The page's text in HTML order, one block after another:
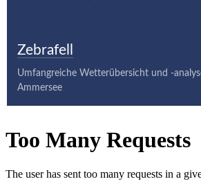
Zebrafell
Umfangreiche Wetterübersicht und -
Ammersee